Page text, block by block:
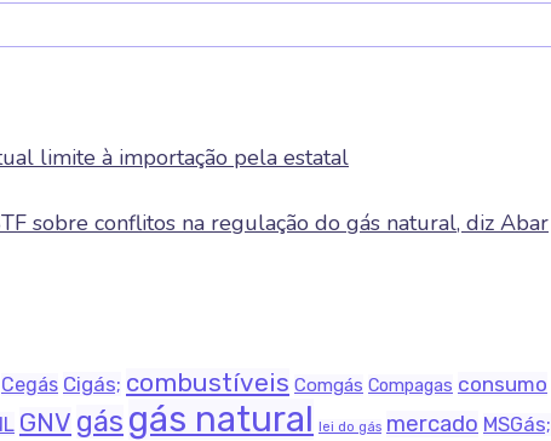
limite à importação pela estatal
sobre conflitos na regulação do gás natural, diz Abar
Cegás Cigás; combustíveis Comgás Compagas consumo
GNV gás gás natural lei do gás mercado MSGás;